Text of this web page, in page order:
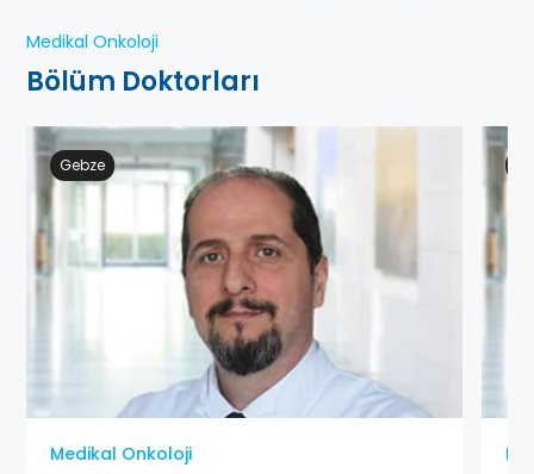
Medikal Onkoloji
Bölüm Doktorları
Gebze
Medikal Onkoloji